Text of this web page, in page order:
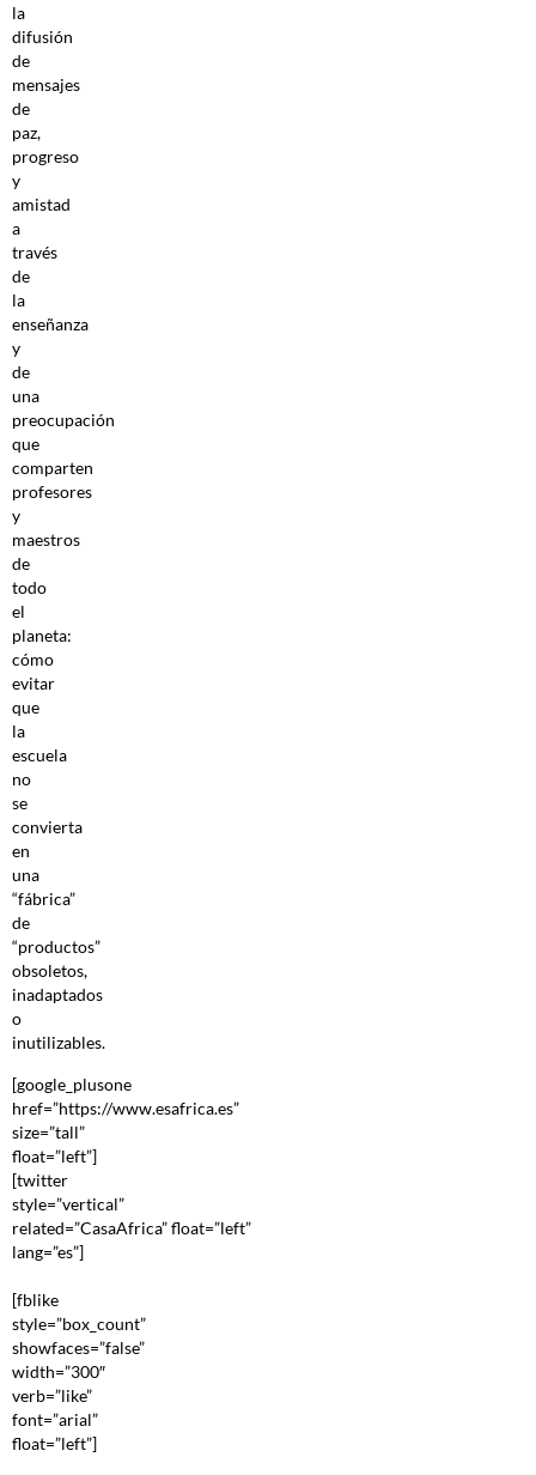
la
difusión
de
mensajes
de
paz,
progreso
y
amistad
a
través
de
la
enseñanza
y
de
una
preocupación
que
comparten
profesores
y
maestros
de
todo
el
planeta:
cómo
evitar
que
la
escuela
no
se
convierta
en
una
“fábrica”
de
“productos”
obsoletos,
inadaptados
o
inutilizables.
[google_plusone
href=”https://www.esafrica.es”
size=”tall”
float=”left”]
[twitter
style=”vertical”
related=”CasaAfrica” float=”left”
lang=”es”]
[fblike
style=”box_count”
showfaces=”false”
width=”300″
verb=”like”
font=”arial”
float=”left”]